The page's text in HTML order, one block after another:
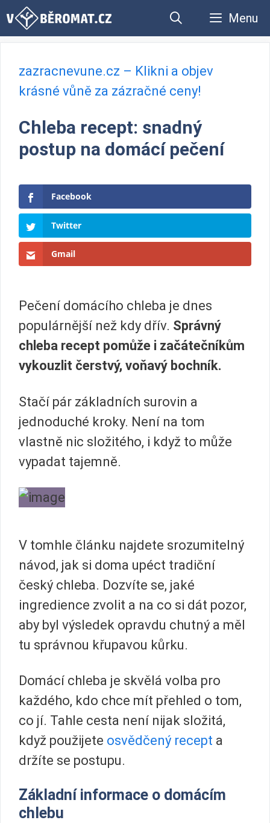
Přeskočit
Menu
zazracnevune.cz – Klikni a objev
krásné vůně za zázračné ceny!
Chleba recept: snadný
postup na domácí pečení
Facebook
Twitter
Gmail
Pečení domácího chleba je dnes
populárnější než kdy dřív. Správný
chleba recept pomůže i začátečníkům
vykouzlit čerstvý, voňavý bochník.
Stačí pár základních surovin a
jednoduché kroky. Není na tom
vlastně nic složitého, i když to může
vypadat tajemně.
V tomhle článku najdete srozumitelný
návod, jak si doma upéct tradiční
český chleba. Dozvíte se, jaké
ingredience zvolit a na co si dát pozor,
aby byl výsledek opravdu chutný a měl
tu správnou křupavou kůrku.
Domácí chleba je skvělá volba pro
každého, kdo chce mít přehled o tom,
co jí. Tahle cesta není nijak složitá,
když použijete osvědčený recept a
držíte se postupu.
Základní informace o domácím
chlebu